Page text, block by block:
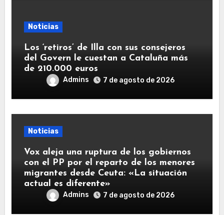
Noticias
Los ‘retiros’ de Illa con sus consejeros
del Govern le cuestan a Cataluña más
de 210.000 euros
Admins 7 de agosto de 2026
Noticias
Vox aleja una ruptura de los gobiernos
con el PP por el reparto de los menores
migrantes desde Ceuta: «La situación
actual es diferente»
Admins 7 de agosto de 2026